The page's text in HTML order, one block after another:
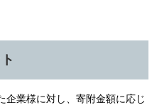
企業様に対し、寄附金額に応じ